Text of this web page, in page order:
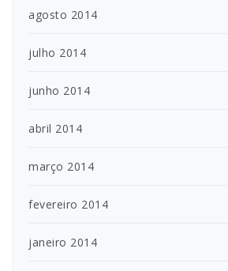
agosto 2014
julho 2014
junho 2014
abril 2014
março 2014
fevereiro 2014
janeiro 2014